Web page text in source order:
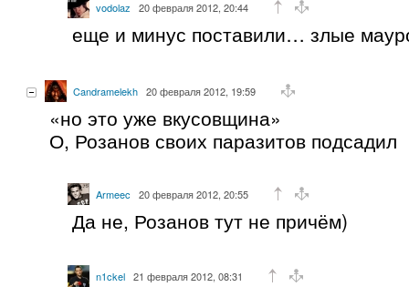
vodolaz 20 февраля 2012, 20:44
еще и минус поставили… злые
Candramelekh 20 февраля 2012, 19:59
«но это уже вкусовщина»
О, Розанов своих паразитов подсадил
Armeec 20 февраля 2012, 20:55
Да не, Розанов тут не причём)
n1ckel 21 февраля 2012, 08:31